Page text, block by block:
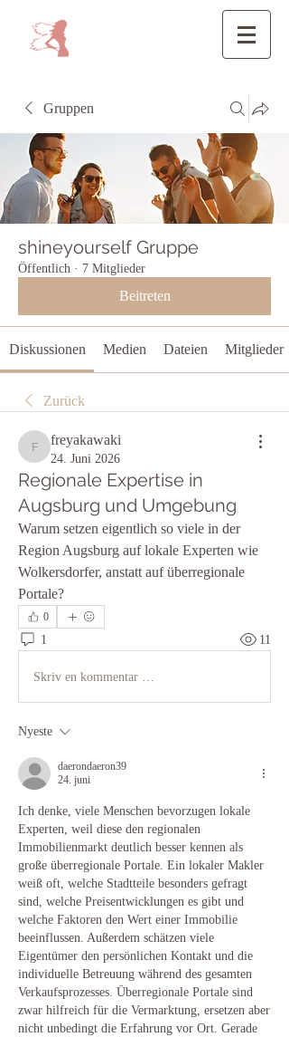
Gruppen
shineyourself Gruppe
Öffentlich · 7 Mitglieder
Beitreten
Diskussionen Medien Dateien Mitglieder
Zurück
freyakawaki
freyakawaki
24. Juni 2026
Regionale Expertise in
Augsburg und Umgebung
Warum setzen eigentlich so viele in der
Region Augsburg auf lokale Experten wie
Wolkersdorfer, anstatt auf überregionale
Portale?
0
1 11
Skriv en kommentar …
Nyeste
daerondaeron39
24. juni
Ich denke, viele Menschen bevorzugen lokale
Experten, weil diese den regionalen
Immobilienmarkt deutlich besser kennen als
große überregionale Portale. Ein lokaler Makler
weiß oft, welche Stadtteile besonders gefragt
sind, welche Preisentwicklungen es gibt und
welche Faktoren den Wert einer Immobilie
beeinflussen. Außerdem schätzen viele
Eigentümer den persönlichen Kontakt und die
individuelle Betreuung während des gesamten
Verkaufsprozesses. Überregionale Portale sind
zwar hilfreich für die Vermarktung, ersetzen aber
nicht unbedingt die Erfahrung vor Ort. Gerade